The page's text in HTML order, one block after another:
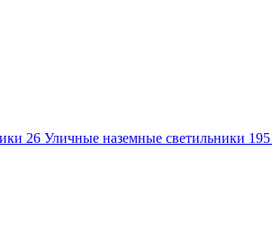
26 Уличные наземные светильники 195